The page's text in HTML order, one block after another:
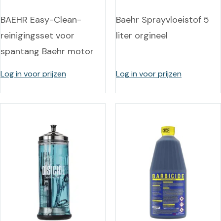
BAEHR Easy-Clean-
reinigingsset voor
spantang Baehr motor
Log in voor prijzen
Baehr Sprayvloeistof 5
liter orgineel
Log in voor prijzen